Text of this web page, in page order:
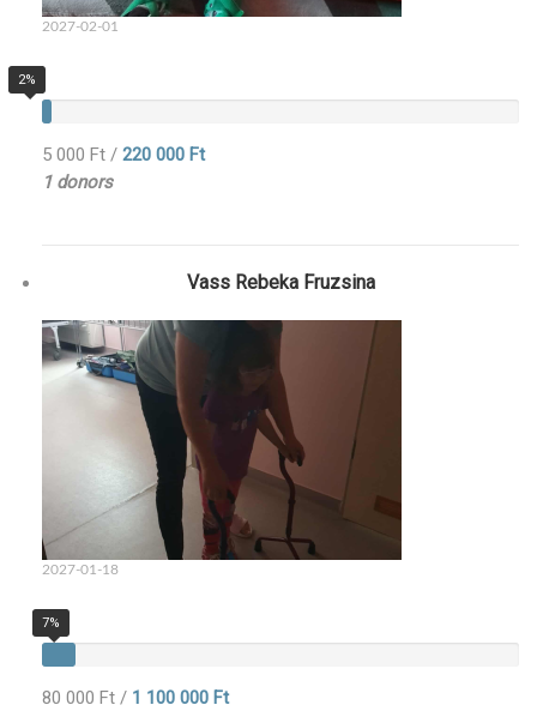
2027-02-01
2%
5 000 Ft / 220 000 Ft
1 donors
Vass Rebeka Fruzsina
2027-01-18
7%
80 000 Ft / 1 100 000 Ft